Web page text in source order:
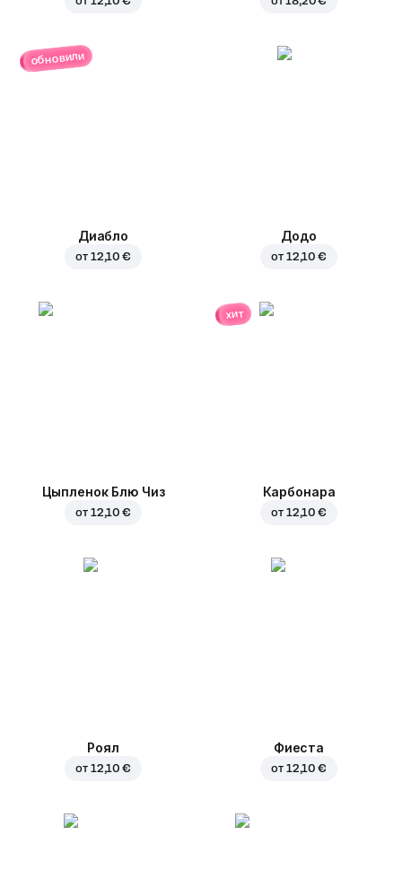
обновили
Диабло
от 12,10 €
Додо
от 12,10 €
Цыпленок Блю Чиз
от 12,10 €
хит
Карбонара
от 12,10 €
Роял
от 12,10 €
Фиеста
от 12,10 €